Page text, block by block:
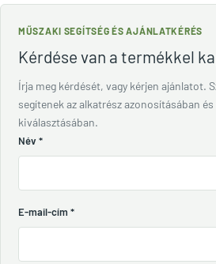
MŰSZAKI SEGÍTSÉG ÉS AJÁNLATKÉRÉS
Kérdése van a termékkel
Írja meg kérdését, vagy kérjen ajánlatot.
segítenek az alkatrész azonosításában
kiválasztásában.
Név *
E-mail-cím *